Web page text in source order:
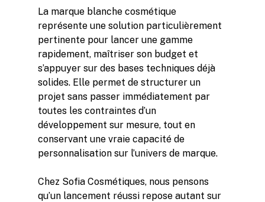
La marque blanche cosmétique
représente une solution particulièrement
pertinente pour lancer une gamme
rapidement, maîtriser son budget et
s’appuyer sur des bases techniques déjà
solides. Elle permet de structurer un
projet sans passer immédiatement par
toutes les contraintes d’un
développement sur mesure, tout en
conservant une vraie capacité de
personnalisation sur l’univers de marque.
Chez Sofia Cosmétiques, nous pensons
qu’un lancement réussi repose autant sur